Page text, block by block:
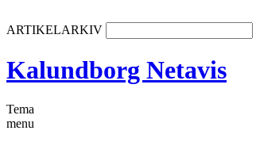
ARTIKELARKIV
Kalundborg Netavis
Tema
menu